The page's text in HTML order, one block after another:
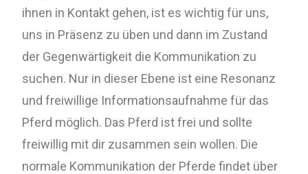
ihnen in Kontakt gehen, ist es wichtig für uns,
uns in Präsenz zu üben und dann im Zustand
der Gegenwärtigkeit die Kommunikation zu
suchen. Nur in dieser Ebene ist eine Resonanz
und freiwillige Informationsaufnahme für das
Pferd möglich. Das Pferd ist frei und sollte
freiwillig mit dir zusammen sein wollen. Die
normale Kommunikation der Pferde findet über